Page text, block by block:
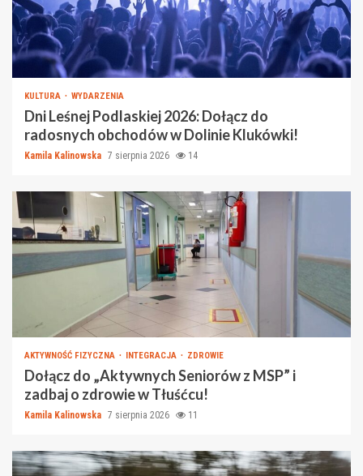
KULTURA WYDARZENIA
Dni Leśnej Podlaskiej 2026: Dołącz do
radosnych obchodów w Dolinie Klukówki!
Kamila Kalinowska 7 sierpnia 2026 14
AKTYWNOŚĆ FIZYCZNA INTEGRACJA ZDROWIE
Dołącz do „Aktywnych Seniorów z MSP” i
zadbaj o zdrowie w Tłuśćcu!
Kamila Kalinowska 7 sierpnia 2026 11